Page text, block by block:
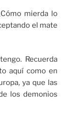
mierda lo
el mate
Recuerda
aquí como en
ya que las
los demonios